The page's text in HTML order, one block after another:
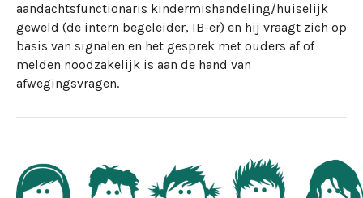
aandachtsfunctionaris kindermishandeling/huiselijk
geweld (de intern begeleider, IB-er) en hij vraagt zich op
basis van signalen en het gesprek met ouders af of
melden noodzakelijk is aan de hand van
afwegingsvragen.